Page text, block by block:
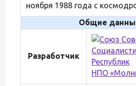
ноября 1988 года с
Общие
Разработчик
НПО